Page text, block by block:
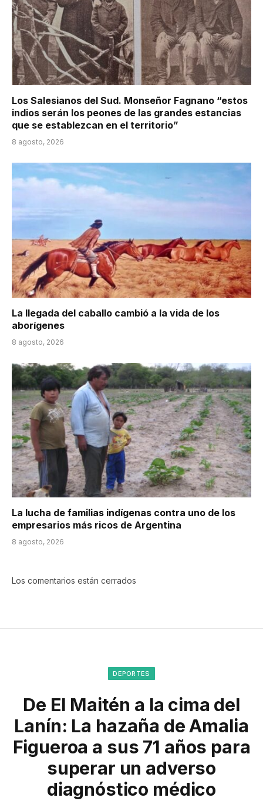
Los Salesianos del Sud. Monseñor Fagnano “estos
indios serán los peones de las grandes estancias
que se establezcan en el territorio”
8 agosto, 2026
La llegada del caballo cambió a la vida de los
aborígenes
8 agosto, 2026
La lucha de familias indígenas contra uno de los
empresarios más ricos de Argentina
8 agosto, 2026
Los comentarios están cerrados
DEPORTES
De El Maitén a la cima del
Lanín: La hazaña de Amalia
Figueroa a sus 71 años para
superar un adverso
diagnóstico médico